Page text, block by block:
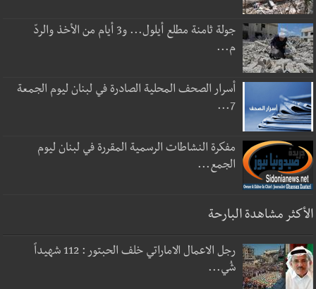
جولة ثامنة مطلع أيلول... و3 أيام من الأخذ والردّ
م...
أسرار الصحف المحلية الصادرة في لبنان ليوم الجمعة
7...
مفكرة النشاطات الرسمية المقررة في لبنان ليوم
الجمع...
الأكثر مشاهدة البارحة
رجل الاعمال الاماراتي خلف الحبتور : 112 شهيداً
شُي...